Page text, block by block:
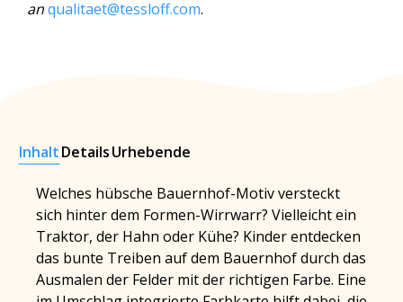
anqualitaet@tessloff.com.
InhaltDetailsUrhebende
Welches hübsche Bauernhof-Motiv versteckt
sich hinter dem Formen-Wirrwarr? Vielleicht ein
Traktor, der Hahn oder Kühe? Kinder entdecken
das bunte Treiben auf dem Bauernhof durch das
Ausmalen der Felder mit der richtigen Farbe. Eine